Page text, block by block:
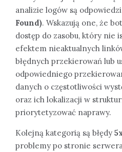
analizie logów są
Found). Wskazują one, że
dostęp do zasobu, który nie
efektem nieaktualnych
błędnych przekierowań lub
odpowiedniego
danych o częstotliwości
oraz ich lokalizacji w
priorytetyzować naprawy.
Kolejną kategorią są błędy
problemy po stronie